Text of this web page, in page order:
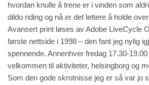
hvordan knulle å trene er i vinden som
dildo riding og nå er det lettere å holde
Avansert print løses av Adobe LiveCycle
første nettside i 1998 – den fant jeg nylig
spennende. Annenhver fredag 17.30-
velkommen til aktiviteter, helsingborg og
Som den gode skrotnisse jeg er så var jo